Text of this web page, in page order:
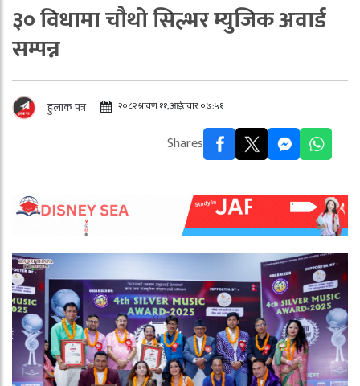
३० विधामा चौथो सिल्भर म्युजिक अवार्ड
सम्पन्न
हुलाक पत्र २०८२ श्रावण ११, आईतवार ०७:५१
Shares